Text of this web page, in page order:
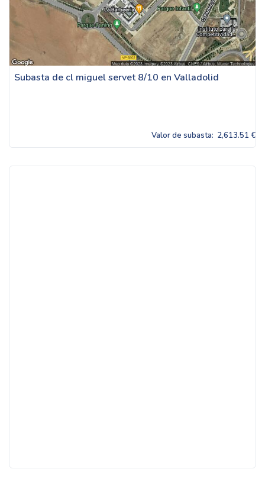
Subasta de cl miguel servet 8/10 en Valladolid
Valor de subasta: 2,613.51 €